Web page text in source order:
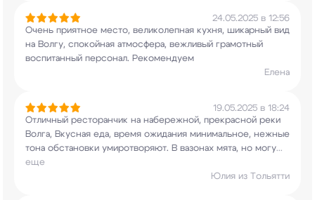
24.05.2025 в 12:56
Очень приятное место, великолепная кухня, шикарный вид
на Волгу, спокойная атмосфера, вежливый грамотный
воспитанный персонал. Рекомендуем
Елена
19.05.2025 в 18:24
Отличный ресторанчик на набережной, прекрасной реки
Волга, Вкусная еда, время ожидания минимальное, нежные
тона обстановки умиротворяют. В вазонах мята, но могу...
еще
Юлия из Тольятти